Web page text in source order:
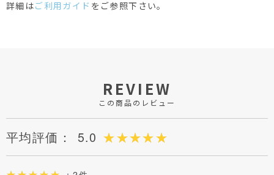
詳細はご利用ガイド をご参照下さい。
REVIEW
この商品のレビュー
平均評価： 5.0